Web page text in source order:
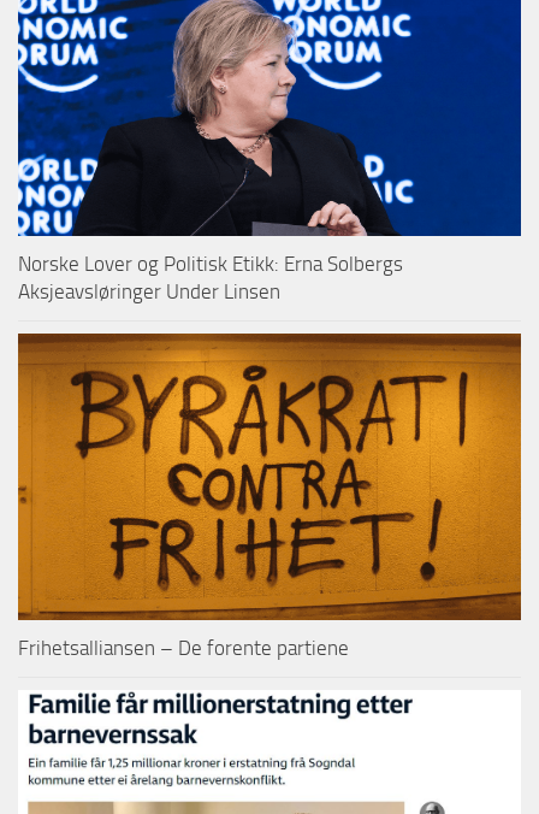
Norske Lover og Politisk Etikk: Erna Solbergs
Aksjeavsløringer Under Linsen
Frihetsalliansen – De forente partiene